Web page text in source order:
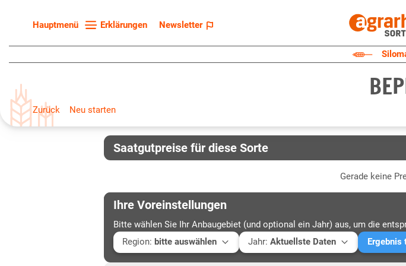
Hauptmenü
Startseite
Züchter
Erklärungen Newsletter
Zurück Neu starten
Saatgutpreise für diese Sorte
Gerade keine
Ihre Voreinstellungen
Bitte wählen Sie Ihr Anbaugebiet (und optional ein Jahr) aus, um die
Region:bitte auswählen
Baden-Württemberg
Jahr: Aktuellste Daten
Aktuellste Daten
Ergebnis
Mail